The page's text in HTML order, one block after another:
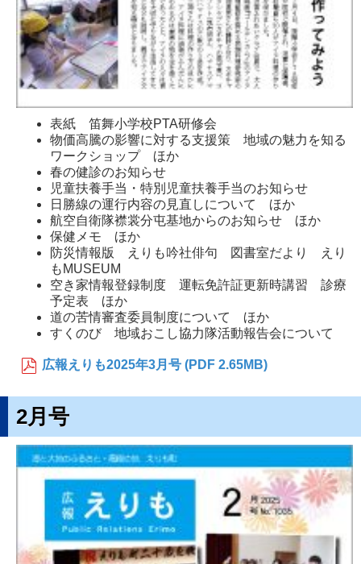
表紙 笛舞小学校PTA研修会
物価高騰の影響に対する支援策 地域の魅力を知る
ワークショップ ほか
春の健診のお知らせ
児童扶養手当・特別児童扶養手当のお知らせ
日勝線の運行内容の見直しについて ほか
航空自衛隊襟裳分屯基地からのお知らせ ほか
保健メモ ほか
防災情報版 えりも吟社俳句 図書室だより えり
もMUSEUM
空き家情報登録制度 運転免許証更新時講習 診療
予定表 ほか
道の苦情審査委員制度について ほか
すくのび 地域おこし協力隊活動報告会について
広報えりも2025年3月号 (PDF 2.65MB)
2月号